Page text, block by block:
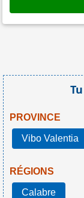
PROVINCE
Vibo Valentia
RÉGIONS
Calabre